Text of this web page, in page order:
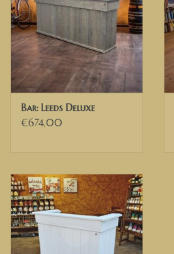
Bar: Leeds Deluxe
€674,00